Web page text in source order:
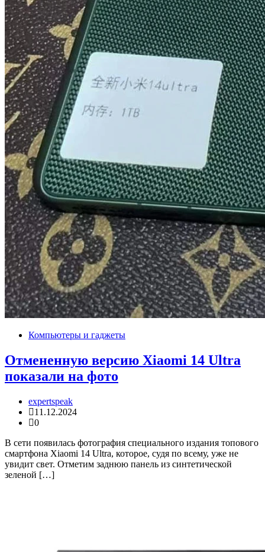
Компьютеры и гаджеты
Отмененную версию Xiaomi 14 Ultra
показали на фото
expertspeak
11.12.2024
0
В сети появилась фотография специального издания топового
смартфона Xiaomi 14 Ultra, которое, судя по всему, уже не
увидит свет. Отметим заднюю панель из синтетической
зеленой […]